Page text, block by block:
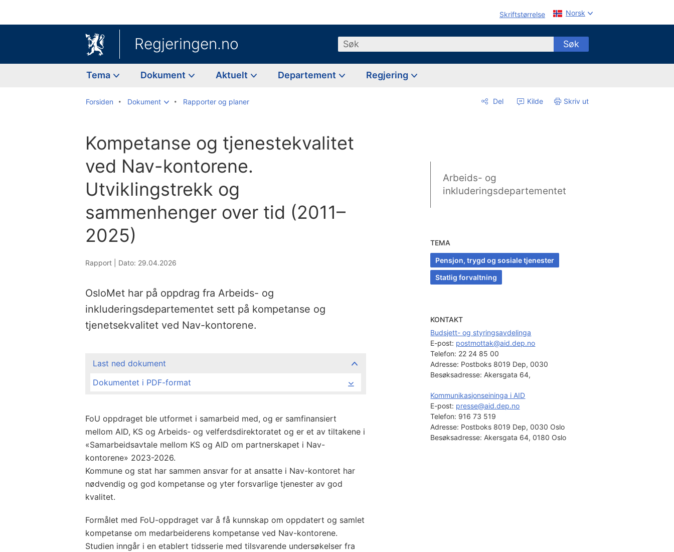
Skriftstørrelse Norsk
Regjeringen.no Søk Søk
Tema Dokument Aktuelt Departement Regjering
Forsiden Dokument Rapporter og planer Del Kilde Skriv ut
Kompetanse og tjenestekvalitet
ved Nav-kontorene.
Utviklingstrekk og
sammenhenger over tid (2011–
2025)
Rapport | Dato: 29.04.2026
OsloMet har på oppdrag fra Arbeids- og
inkluderingsdepartementet sett på kompetanse og
tjenetsekvalitet ved Nav-kontorene.
Last ned dokument
Dokumentet i PDF-format
FoU oppdraget ble utformet i samarbeid med, og er samfinansiert
mellom AID, KS og Arbeids- og velferdsdirektoratet og er et av tiltakene i
«Samarbeidsavtale mellom KS og AID om partnerskapet i Nav-
kontorene» 2023-2026.
Kommune og stat har sammen ansvar for at ansatte i Nav-kontoret har
nødvendig og god kompetanse og yter forsvarlige tjenester av god
kvalitet.
Formålet med FoU-oppdraget var å få kunnskap om oppdatert og samlet
kompetanse om medarbeiderens kompetanse ved Nav-kontorene.
Studien inngår i en etablert tidsserie med tilsvarende undersøkelser fra
Arbeids- og
inkluderingsdepartementet
TEMA
Pensjon, trygd og sosiale tjenester
Statlig forvaltning
KONTAKT
Budsjett- og styringsavdelinga
E-post: postmottak@aid.dep.no
Telefon: 22 24 85 00
Adresse: Postboks 8019 Dep, 0030
Besøksadresse: Akersgata 64,
Kommunikasjonseininga i AID
E-post: presse@aid.dep.no
Telefon: 916 73 519
Adresse: Postboks 8019 Dep, 0030 Oslo
Besøksadresse: Akersgata 64, 0180 Oslo